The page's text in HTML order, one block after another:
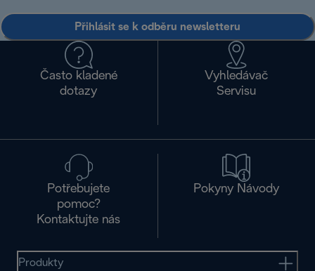
Přihlásit se k odběru newsletteru
Často kladené
dotazy
Vyhledávač
Servisu
Potřebujete
pomoc?
Kontaktujte nás
Pokyny Návody
Produkty